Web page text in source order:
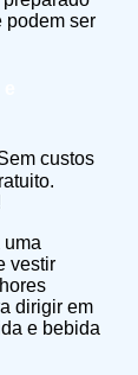
podem ser
custos
uma
vestir
dirigir em
e bebida